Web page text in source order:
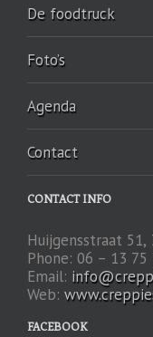
De foodtruck
Foto’s
Agenda
Contact
CONTACT INFO
Huijgensstraat 51,
Phone: 06 – 13 75
Email:
Web:
FACEBOOK